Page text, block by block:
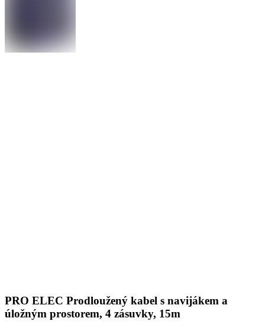
PRO ELEC Prodloužený kabel s navijákem a
úložným prostorem, 4 zásuvky, 15m